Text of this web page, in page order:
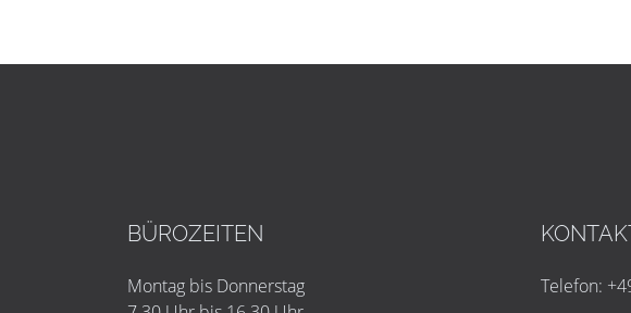
BÜROZEITEN
Montag bis Donnerstag
Telefon: